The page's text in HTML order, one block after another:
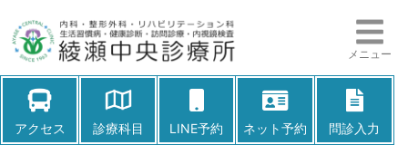
メニュー
アクセス 診療科目 LINE予約 ネット予約 問診入力